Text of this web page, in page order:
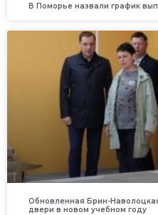
В Поморье назвали график
Обновленная Брин-
двери в новом учебном году